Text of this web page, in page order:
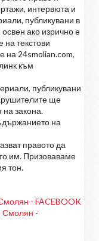
интервюта и
публикувани в
ако изрично е
на текстови
на 24smolian.com,
към
публикувани
ще
на закона.
на
правото да
им. Призоваваме
тон.
- FACEBOOK
Смолян -